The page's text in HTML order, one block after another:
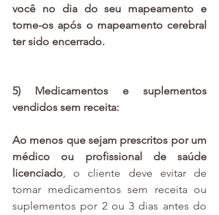
você no dia do seu mapeamento e
tome-os após o mapeamento cerebral
ter sido encerrado.
5) Medicamentos e suplementos
vendidos sem receita:
Ao menos que sejam prescritos por um
médico ou profissional de saúde
licenciado,
o cliente deve evitar de
tomar medicamentos sem receita ou
suplementos por 2 ou 3 dias antes do